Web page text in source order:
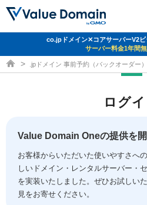
ドメイントップ
ドメイン移管
ドメイン価格一覧
ドメイン一括検索
コアサーバー
バリューサーバー
XREA
セキュリティトップ
Value Domain ネットde診断
SSL証明書
サービストップ
お得意様割引
co.jpドメイン✕コアサーバーV2
サーバー料金1年間
ドメイン取得ならバリュードメイン
.jpドメイン 事前予約（バックオーダー
ログ
Value Domain Oneの提供を開
お客様からいただいた使いやすさへ
しいドメイン・レンタルサーバー・
を実装いたしました。ぜひお試しい
見をお寄せください。